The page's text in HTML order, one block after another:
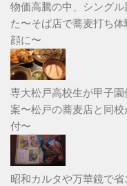
物価高騰の中、シング
た〜そば店で蕎麦打ち
顔に〜
専大松戸高校生が甲子
案〜松戸の蕎麦店と同
付〜
昭和カルタや万華鏡で